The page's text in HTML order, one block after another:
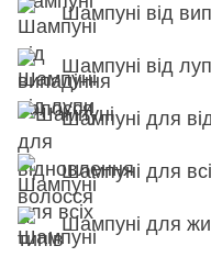
Шампуні від
Шампуні від
Шампуні для
Шампуні для
Шампуні для